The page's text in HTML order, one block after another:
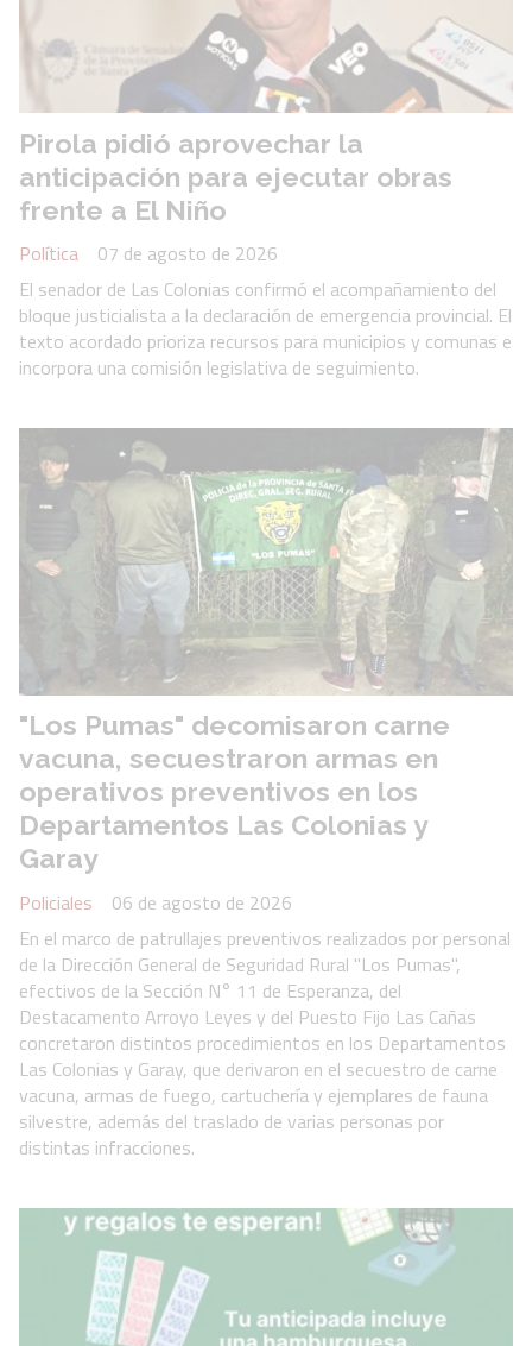
Pirola pidió aprovechar la
anticipación para ejecutar obras
frente a El Niño
Política
07 de agosto de 2026
El senador de Las Colonias confirmó el acompañamiento del
bloque justicialista a la declaración de emergencia provincial. El
texto acordado prioriza recursos para municipios y comunas e
incorpora una comisión legislativa de seguimiento.
"Los Pumas" decomisaron carne
vacuna, secuestraron armas en
operativos preventivos en los
Departamentos Las Colonias y
Garay
Policiales
06 de agosto de 2026
En el marco de patrullajes preventivos realizados por personal
de la Dirección General de Seguridad Rural "Los Pumas",
efectivos de la Sección N° 11 de Esperanza, del
Destacamento Arroyo Leyes y del Puesto Fijo Las Cañas
concretaron distintos procedimientos en los Departamentos
Las Colonias y Garay, que derivaron en el secuestro de carne
vacuna, armas de fuego, cartuchería y ejemplares de fauna
silvestre, además del traslado de varias personas por
distintas infracciones.